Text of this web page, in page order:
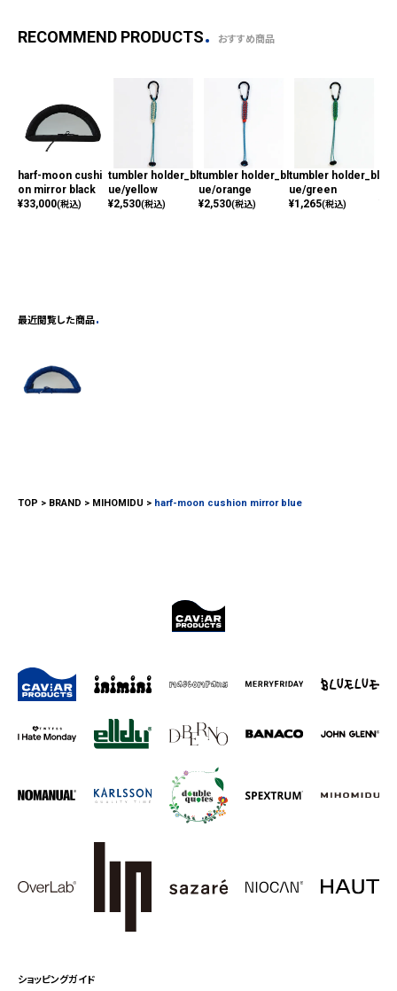
RECOMMEND PRODUCTS おすすめ商品
harf-moon cushi
on mirror black
¥33,000(税込)
tumbler holder_bl
ue/yellow
¥2,530(税込)
tumbler holder_bl
ue/orange
¥2,530(税込)
tumbler holder_bl
ue/green
¥1,265(税込)
最近閲覧した商品
TOP BRAND MIHOMIDU harf-moon cushion mirror blue
ショッピングガイド